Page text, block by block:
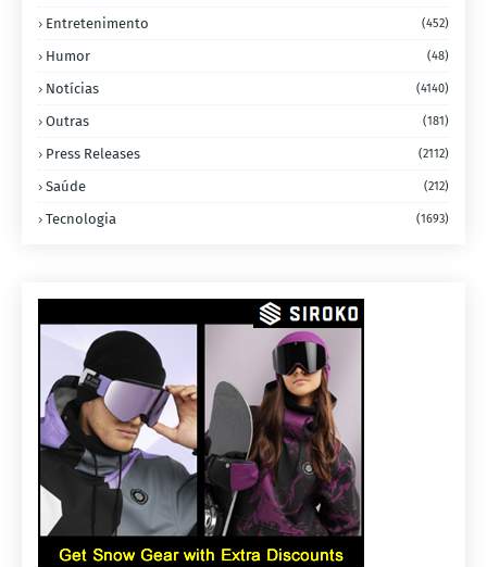
Entretenimento (452)
Humor (48)
Notícias (4140)
Outras (181)
Press Releases (2112)
Saúde (212)
Tecnologia (1693)